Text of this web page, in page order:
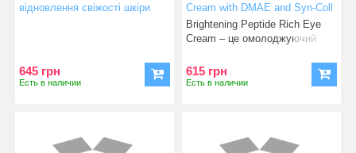
відновлення свіжості шкіри
645 грн
Есть в наличии
Cream with DMAE and Syn-Coll
Peptide Крем мультипептидний
для шкіри довкола очей
Brightening Peptide Rich Eye
Cream – це омолоджуючий
615 грн
Есть в наличии